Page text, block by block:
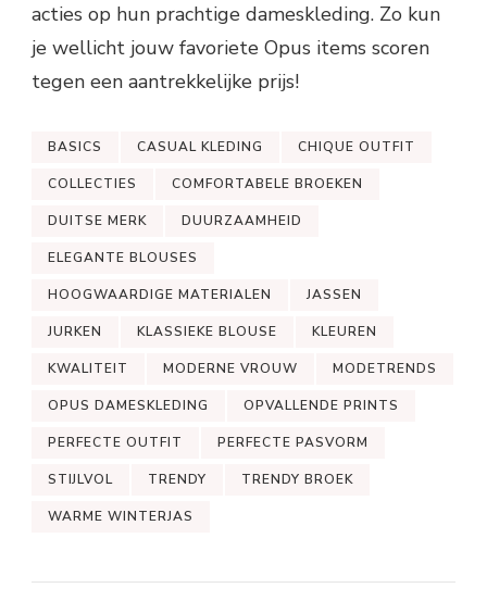
acties op hun prachtige dameskleding. Zo kun
je wellicht jouw favoriete Opus items scoren
tegen een aantrekkelijke prijs!
BASICS CASUAL KLEDING CHIQUE OUTFIT
COLLECTIES COMFORTABELE BROEKEN
DUITSE MERK DUURZAAMHEID
ELEGANTE BLOUSES
HOOGWAARDIGE MATERIALEN JASSEN
JURKEN KLASSIEKE BLOUSE KLEUREN
KWALITEIT MODERNE VROUW MODETRENDS
OPUS DAMESKLEDING OPVALLENDE PRINTS
PERFECTE OUTFIT PERFECTE PASVORM
STIJLVOL TRENDY TRENDY BROEK
WARME WINTERJAS